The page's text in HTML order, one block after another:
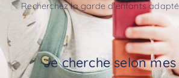
Recherchez la garde d'enfants
Je cherche selon